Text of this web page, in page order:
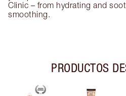
Clinic – from hydrating and
smoothing.
PRODUCTOS